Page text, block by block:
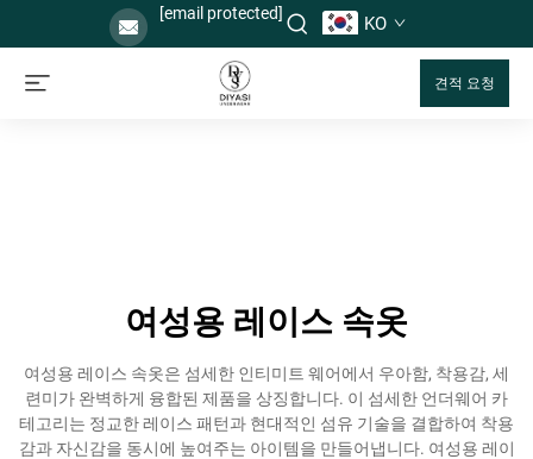
[email protected] KO
견적 요청
여성용 레이스 속옷
여성용 레이스 속옷은 섬세한 인티미트 웨어에서 우아함, 착용감, 세
련미가 완벽하게 융합된 제품을 상징합니다. 이 섬세한 언더웨어 카
테고리는 정교한 레이스 패턴과 현대적인 섬유 기술을 결합하여 착용
감과 자신감을 동시에 높여주는 아이템을 만들어냅니다. 여성용 레이